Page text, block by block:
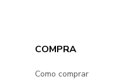
COMPRA
Como comprar